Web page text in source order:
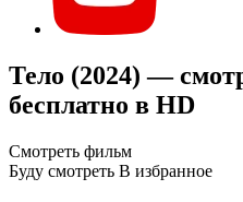
Тело (2024) —
бесплатно в HD
Смотреть фильм
Буду смотреть В избранное